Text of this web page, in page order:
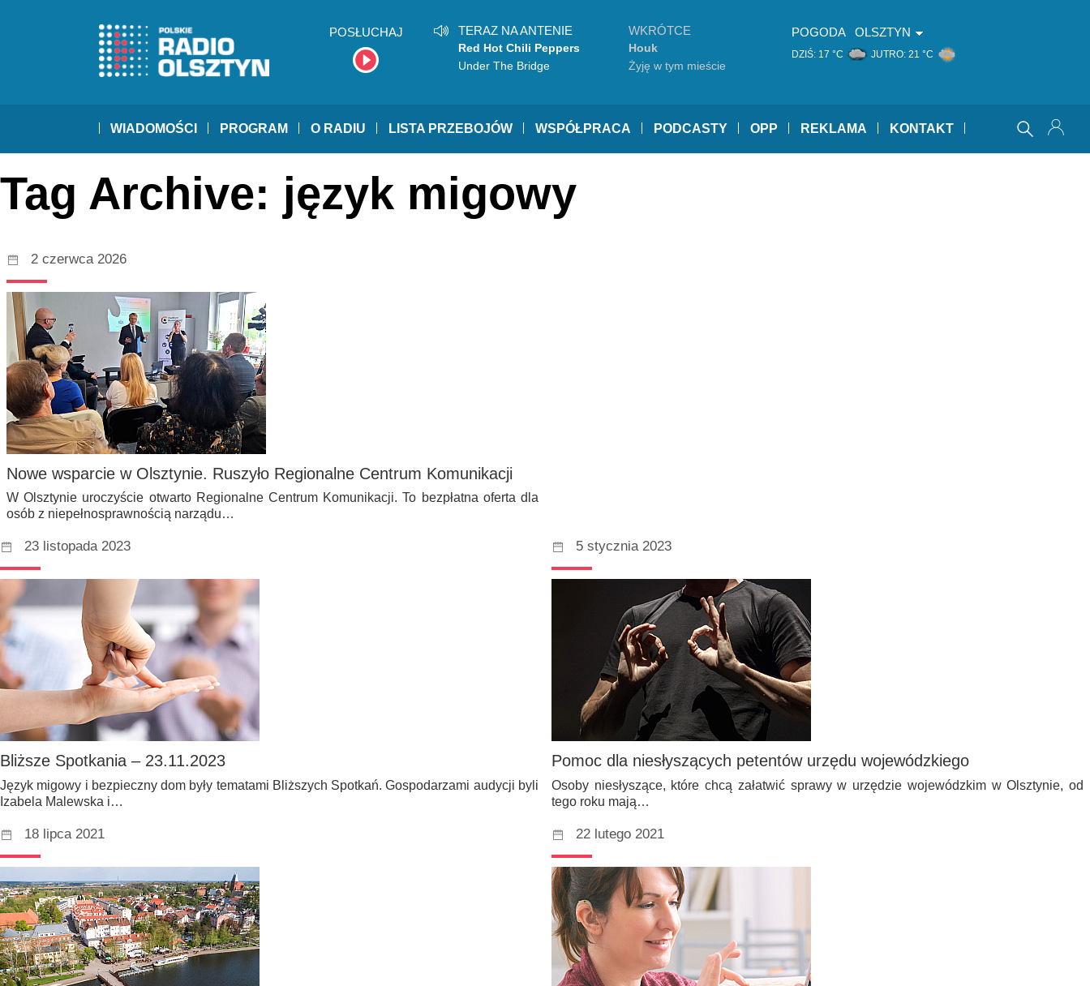
POSŁUCHAJ TERAZ NA ANTENIE
Red Hot Chili Peppers
Under The Bridge
WKRÓTCE
Houk
Żyję w tym mieście
POGODA OLSZTYN
DZIŚ: 17 °C JUTRO: 21 °C
WIADOMOŚCI PROGRAM O RADIU LISTA PRZEBOJÓW WSPÓŁPRACA PODCASTY OPP REKLAMA KONTAKT
Tag Archive: język migowy
2 czerwca 2026
Nowe wsparcie w Olsztynie. Ruszyło Regionalne Centrum Komunikacji
W Olsztynie uroczyście otwarto Regionalne Centrum Komunikacji. To bezpłatna oferta dla
osób z niepełnosprawnością narządu…
23 listopada 2023
Bliższe Spotkania – 23.11.2023
Język migowy i bezpieczny dom były tematami Bliższych Spotkań. Gospodarzami audycji byli
Izabela Malewska i…
5 stycznia 2023
Pomoc dla niesłyszących petentów urzędu wojewódzkiego
Osoby niesłyszące, które chcą załatwić sprawy w urzędzie wojewódzkim w Olsztynie, od
tego roku mają…
18 lipca 2021 22 lutego 2021